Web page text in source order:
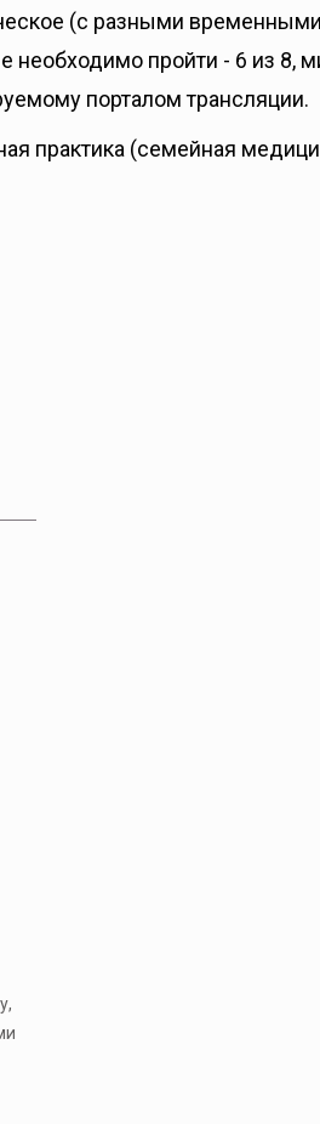
(с разными
пройти - 6 из 8,
порталом трансляции.
практика (семейная